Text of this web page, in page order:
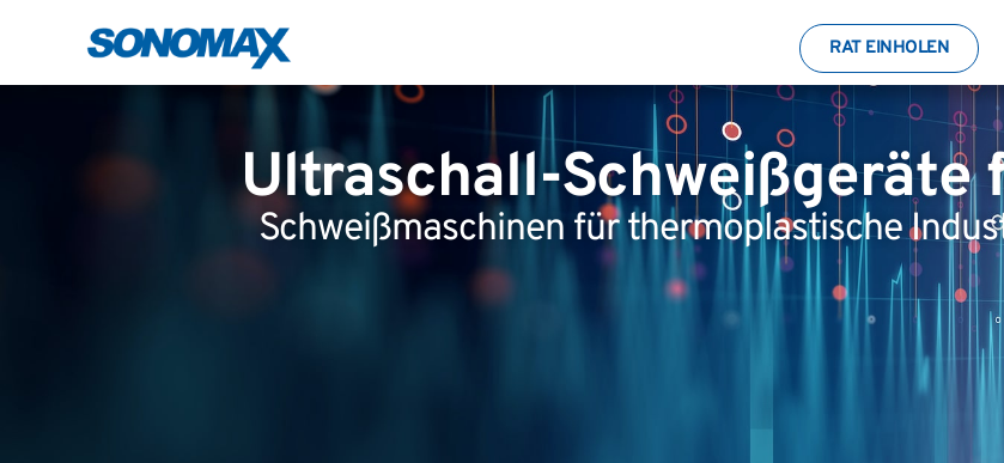
RAT EINHOLEN
Ultraschall-Schweißgeräte
Schweißmaschinen für thermoplastische